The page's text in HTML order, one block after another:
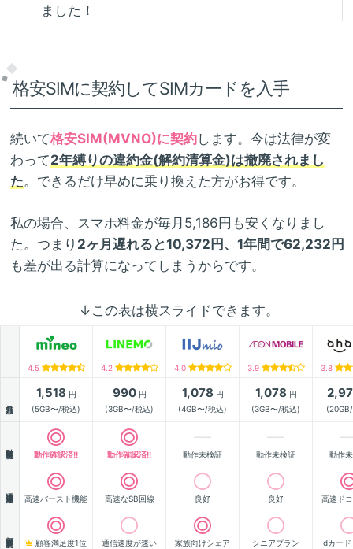
ました！
格安SIMに契約してSIMカードを入手
続いて格安SIM(MVNO)に契約します。今は法律が変
わって2年縛りの違約金(解約清算金)は撤廃されまし
た。できるだけ早めに乗り換えた方がお得です。
私の場合、スマホ料金が毎月5,186円も安くなりまし
た。つまり 2ヶ月遅れると10,372円、1年間で62,232円
も差が出る計算になってしまうからです。
↓この表は横スライドできます。
4.5 4.2 4.0 3.9 3.8
1,518 円
(5GB〜/税込)
990円
(3GB〜/税込)
1,078 円
(4GB〜/税込)
1,078 円
(3GB〜/税込)
動作確認済!! 動作確認済!! 動作未検証 動作未検証 動作
高速バースト機能 高速なSB回線 良好 良好 高速ド
顧客満足度1位 通信速度が速い 家族向けシェア シニアプラン dカード